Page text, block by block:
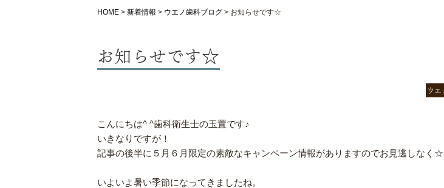
HOME > 新着情報 > ウエノ歯科ブログ > お知らせです☆
お知らせです☆
ウ
こんにちは^ ^歯科衛生士の玉置です♪
いきなりですが！
記事の後半に５月６月限定の素敵なキャンペーン情報がありますのでお見逃しなく☆
いよいよ暑い季節になってきましたね。